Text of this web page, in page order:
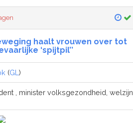
haalt vrouwen over tot
‘spijtpil’’
(GL )
, minister volksgezondheid, welzijn